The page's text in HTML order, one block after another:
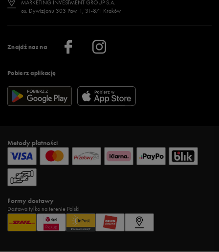
Znajdź nas na
Pobierz aplikację
Regulamin sklepu 50 style
Regulamin aplikacji 50 style
Więcej regulaminów >
Więcej >
Klub 50 style
Praca
Informacje o firmie
MARKETING INVESTMENT GROUP S.A.
os. Dywizjonu 303 Paw. 1, 31-871 Kraków
Metody płatności
Formy dostawy
Dostawa tylko na terenie Polski